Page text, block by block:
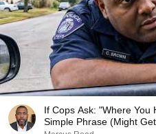
If Cops Ask: "Where You
Simple Phrase (Might